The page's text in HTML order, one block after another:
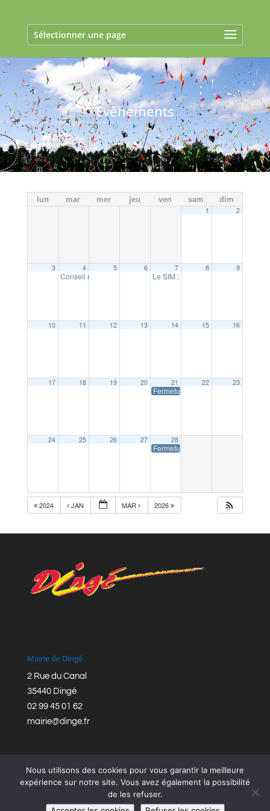
Sélectionner une page
Evènements
lun mar mer jeu ven sam dim
1 2
3 4
Conseil municipal
5 6 7
Le SIM : concert Soirée des
8 9
10 11 12 13 14 15 16
17 18 19 20 21
Fermeture de la Mairie
22 23
24 25 26 27 28
Fermeture de la Mairie
2024 JAN MAR 2026
Mairie de Dingé
2 Rue du Canal
35440 Dingé
02 99 45 01 62
mairie@dinge.fr
Réalisation © Mairie de Dingé,Bretagne Romantique
Nous utilisons des cookies pour vous garantir la meilleure
expérience sur notre site. Vous avez également la possibilité
de les refuser.